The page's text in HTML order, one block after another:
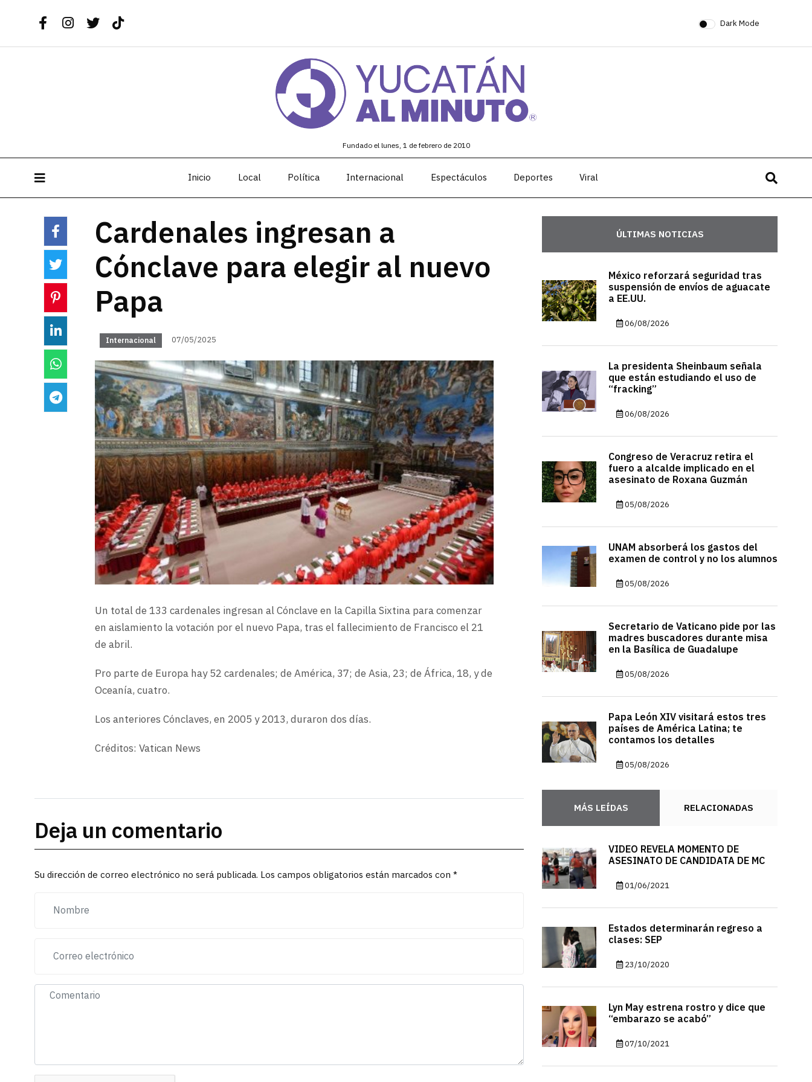
Dark Mode
Fundado el lunes, 1 de febrero de 2010
Inicio Local Política Internacional Espectáculos Deportes Viral
Cardenales ingresan a
Cónclave para elegir al nuevo
Papa
Internacional 07/05/2025
Un total de 133 cardenales ingresan al Cónclave en la Capilla Sixtina para comenzar
en aislamiento la votación por el nuevo Papa, tras el fallecimiento de Francisco el 21
de abril.
Pro parte de Europa hay 52 cardenales; de América, 37; de Asia, 23; de África, 18, y de
Oceanía, cuatro.
Los anteriores Cónclaves, en 2005 y 2013, duraron dos días.
Créditos: Vatican News
Deja un comentario
Su dirección de correo electrónico no será publicada. Los campos obligatorios están marcados con *
ÚLTIMAS NOTICIAS
México reforzará seguridad tras
suspensión de envíos de aguacate
a EE.UU.
06/08/2026
La presidenta Sheinbaum señala
que están estudiando el uso de
“fracking”
06/08/2026
Congreso de Veracruz retira el
fuero a alcalde implicado en el
asesinato de Roxana Guzmán
05/08/2026
UNAM absorberá los gastos del
examen de control y no los alumnos
05/08/2026
Secretario de Vaticano pide por las
madres buscadores durante misa
en la Basílica de Guadalupe
05/08/2026
Papa León XIV visitará estos tres
países de América Latina; te
contamos los detalles
05/08/2026
MÁS LEÍDAS RELACIONADAS
VIDEO REVELA MOMENTO DE
ASESINATO DE CANDIDATA DE MC
01/06/2021
Estados determinarán regreso a
clases: SEP
23/10/2020
Lyn May estrena rostro y dice que
“embarazo se acabó”
07/10/2021